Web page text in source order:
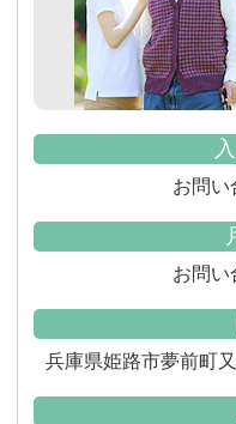
お問い
お問い
兵庫県姫路市夢前町